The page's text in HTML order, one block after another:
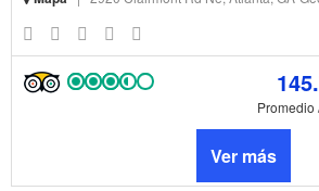
Promedio
Ver más